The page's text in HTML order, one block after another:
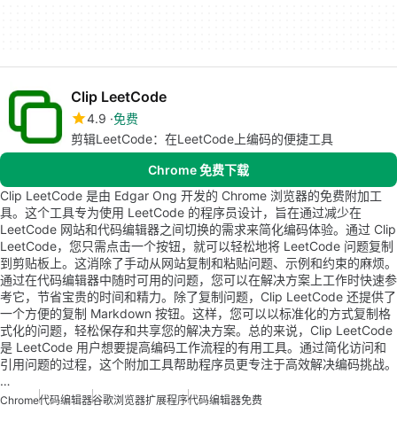
Clip LeetCode
4.9 免费
剪辑LeetCode：在LeetCode上编码的便捷工具
Chrome 免费下载
Clip LeetCode 是由 Edgar Ong 开发的 Chrome 浏览器的免费附加工
具。这个工具专为使用 LeetCode 的程序员设计，旨在通过减少在
LeetCode 网站和代码编辑器之间切换的需求来简化编码体验。通过 Clip
LeetCode，您只需点击一个按钮，就可以轻松地将 LeetCode 问题复制
到剪贴板上。这消除了手动从网站复制和粘贴问题、示例和约束的麻烦。
通过在代码编辑器中随时可用的问题，您可以在解决方案上工作时快速参
考它，节省宝贵的时间和精力。除了复制问题，Clip LeetCode 还提供了
一个方便的复制 Markdown 按钮。这样，您可以以标准化的方式复制格
式化的问题，轻松保存和共享您的解决方案。总的来说，Clip LeetCode
是 LeetCode 用户想要提高编码工作流程的有用工具。通过简化访问和
引用问题的过程，这个附加工具帮助程序员更专注于高效解决编码挑战。
…
Chrome代码编辑器谷歌浏览器扩展程序代码编辑器免费